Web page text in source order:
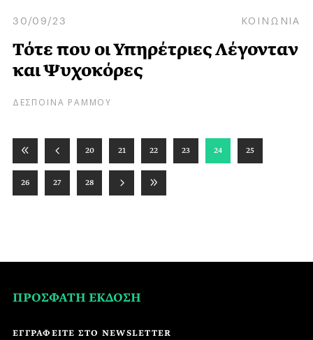
30/09/23 ΚΟΙΝΩΝΙΑ
Τότε που οι Υπηρέτριες Λέγονταν
και Ψυχοκόρες
ΔΕΣΠΟΙΝΑ ΡΑΜΜΟΥ
20 21 22 23 24 25
26 27 28
ΠΡΟΣΦΑΤΗ ΕΚΔΟΣΗ
ΕΓΓΡΑΦΕΙΤΕ ΣΤΟ NEWSLETTER